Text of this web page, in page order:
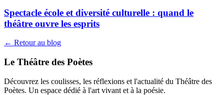
Spectacle école et diversité culturelle : quand le
théâtre ouvre les esprits
← Retour au blog
Le Théâtre des Poètes
Découvrez les coulisses, les réflexions et l'actualité du Théâtre des
Poètes. Un espace dédié à l'art vivant et à la poésie.